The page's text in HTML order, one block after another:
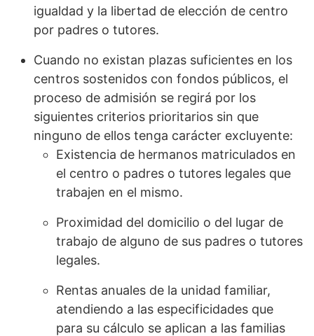
igualdad y la libertad de elección de centro
por padres o tutores.
Cuando no existan plazas suficientes en los
centros sostenidos con fondos públicos, el
proceso de admisión se regirá por los
siguientes criterios prioritarios sin que
ninguno de ellos tenga carácter excluyente:
Existencia de hermanos matriculados en
el centro o padres o tutores legales que
trabajen en el mismo.
Proximidad del domicilio o del lugar de
trabajo de alguno de sus padres o tutores
legales.
Rentas anuales de la unidad familiar,
atendiendo a las especificidades que
para su cálculo se aplican a las familias